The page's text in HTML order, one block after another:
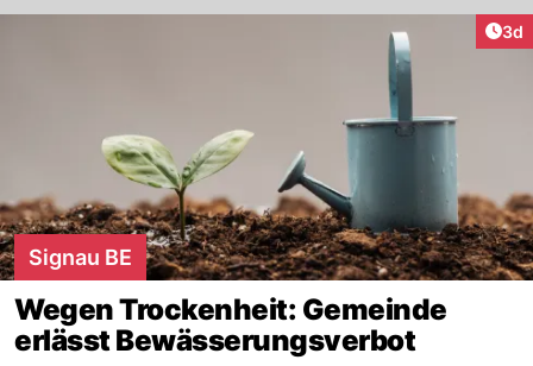
3d
Signau BE
Wegen Trockenheit: Gemeinde
erlässt Bewässerungsverbot